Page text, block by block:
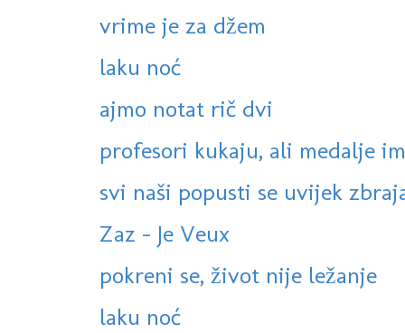
vrime je za džem
laku noć
ajmo notat rič dvi
profesori kukaju, ali medalje
svi naši popusti se uvijek
Zaz - Je Veux
pokreni se, život nije ležanje
laku noć